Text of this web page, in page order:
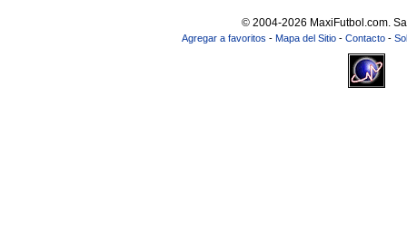
© 2004-2026 MaxiFutbol.com.
Agregar a favoritos - Mapa del Sitio - Contacto -